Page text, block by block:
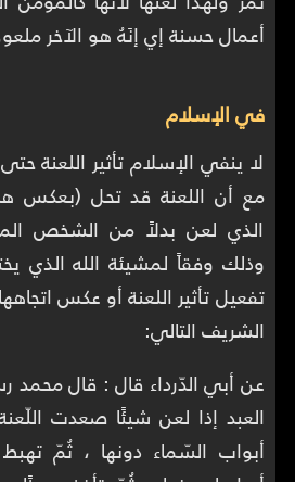
أعمال حسنة إي إنَهُ هو الآخر
في الإسلام
لا ينفي الإسلام تأثير
مع أن اللعنة قد تحل (بعكس
الذي لعن بدلاً من الشخص
وذلك وفقاً لمشيئة الله الذي
تفعيل تأثير اللعنة أو عكس
الشريف التالي:
عن أبي الدّرداء قال : قال
العبد إذا لعن شيئًا صعدت
أبواب السّماء دونها ، ثُمّ